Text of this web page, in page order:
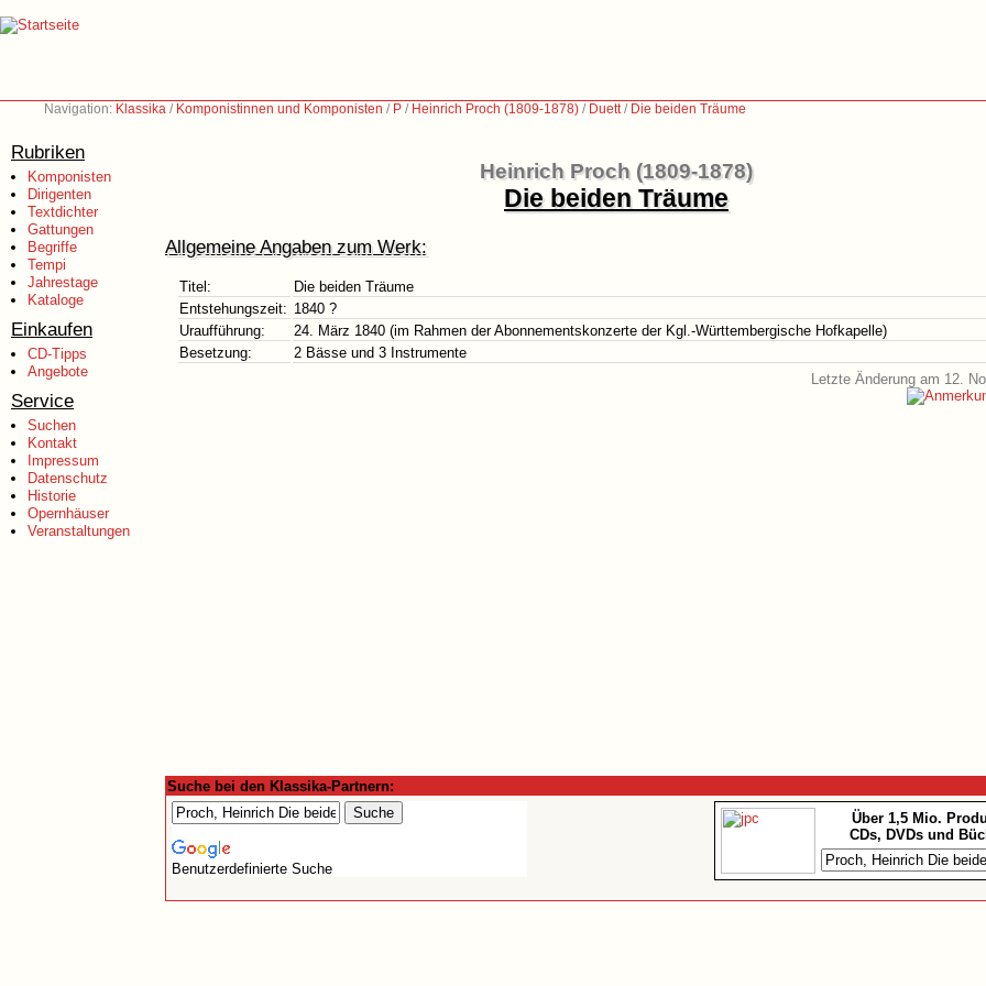
Navigation: Klassika / Komponistinnen und Komponisten / P / Heinrich Proch (1809-1878) / Duett/ Die beiden Träume
Rubriken
Komponisten
Dirigenten
Textdichter
Gattungen
Begriffe
Tempi
Jahrestage
Kataloge
Einkaufen
CD-Tipps
Angebote
Service
Suchen
Kontakt
Impressum
Datenschutz
Historie
Opernhäuser
Veranstaltungen
Heinrich Proch (1809-1878)
Die beiden Träume
Allgemeine Angaben zum Werk:
Titel:
Die beiden Träume
Entstehungszeit: 1840 ?
Uraufführung:
24. März 1840 (im Rahmen der Abonnementskonzerte der Kgl.-Württembergische Hofkapelle)
Besetzung:
2 Bässe und 3 Instrumente
Letzte Änderung am 12.
Suche bei den Klassika-Partnern:
Benutzerdefinierte Suche
Über 1,5 Mio.
CDs, DVDs und